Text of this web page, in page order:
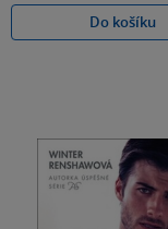
Do košíku